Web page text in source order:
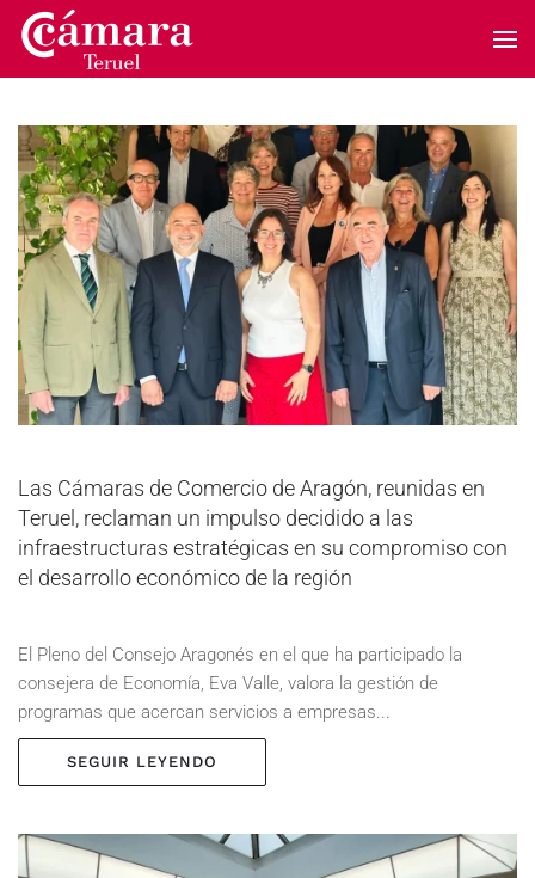
Skip to main content
Las Cámaras de Comercio de Aragón, reunidas en
Teruel, reclaman un impulso decidido a las
infraestructuras estratégicas en su compromiso con
el desarrollo económico de la región
El Pleno del Consejo Aragonés en el que ha participado la
consejera de Economía, Eva Valle, valora la gestión de
programas que acercan servicios a empresas...
SEGUIR LEYENDO